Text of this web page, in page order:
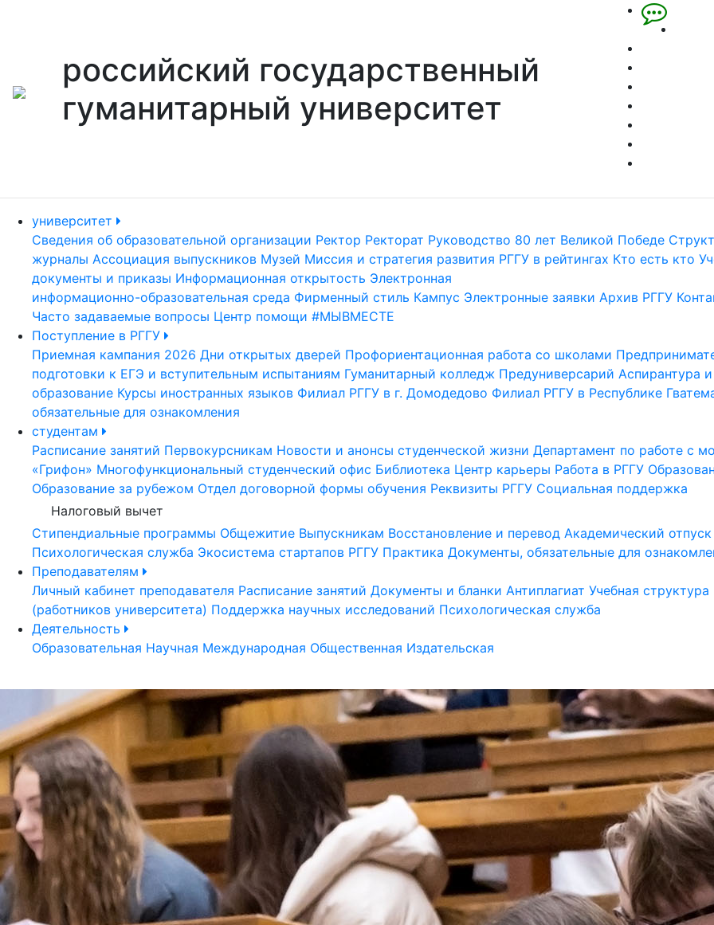
российский государственный
гуманитарный университет
университет
Сведения об образовательной организации Ректор Ректорат Руководство 80 лет Великой Победе
журналы Ассоциация выпускников Музей Миссия и стратегия развития РГГУ в рейтингах Кто есть кто
документы и приказы Информационная открытость Электронная
информационно-образовательная среда Фирменный стиль Кампус Электронные заявки Архив РГГУ
Часто задаваемые вопросы Центр помощи #МЫВМЕСТЕ
Поступление в РГГУ
Приемная кампания 2026 Дни открытых дверей Профориентационная работа со школами
подготовки к ЕГЭ и вступительным испытаниям Гуманитарный колледж Предуниверсарий Аспирантура
образование Курсы иностранных языков Филиал РГГУ в г. Домодедово Филиал РГГУ в Республике
обязательные для ознакомления
студентам
Расписание занятий Первокурсникам Новости и анонсы студенческой жизни Департамент по работе с
«Грифон» Многофункциональный студенческий офис Библиотека Центр карьеры Работа в РГГУ
Образование за рубежом Отдел договорной формы обучения Реквизиты РГГУ Социальная поддержка
Налоговый вычет
Стипендиальные программы Общежитие Выпускникам Восстановление и перевод Академический отпуск
Психологическая служба Экосистема стартапов РГГУ Практика Документы, обязательные для
Преподавателям
Личный кабинет преподавателя Расписание занятий Документы и бланки Антиплагиат Учебная структура
(работников университета) Поддержка научных исследований Психологическая служба
Деятельность
Образовательная Научная Международная Общественная Издательская
Previous